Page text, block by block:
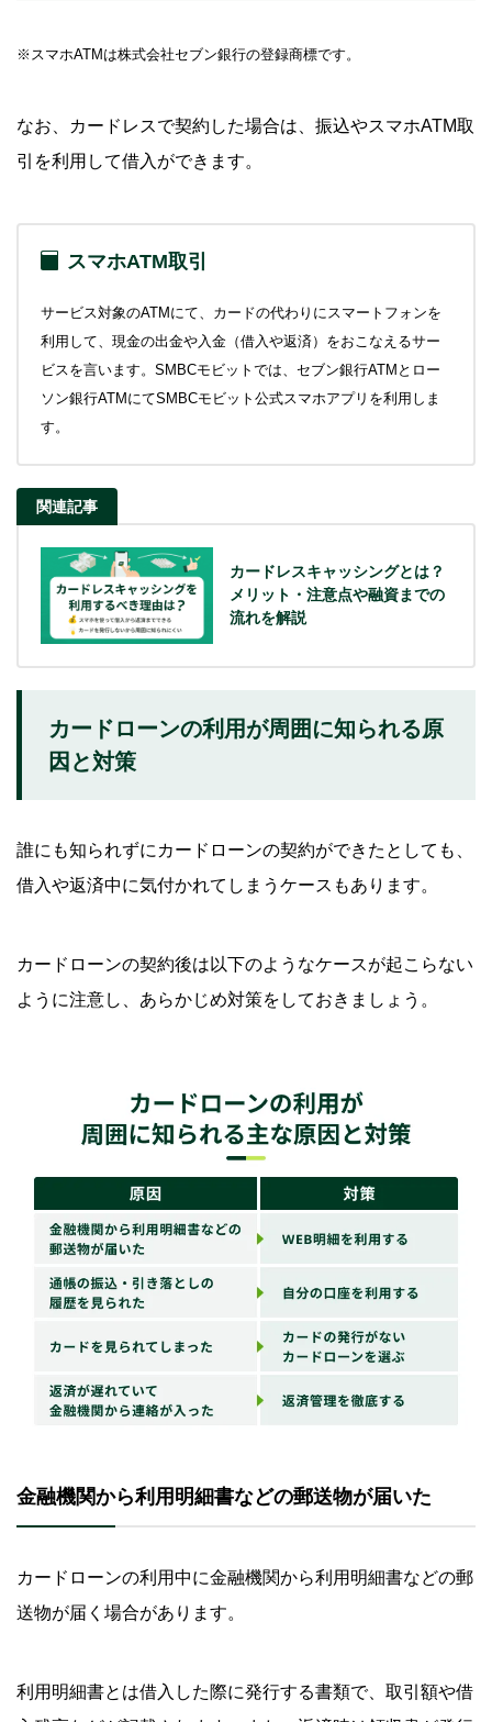
※スマホATMは株式会社セブン銀行の登録商標です。
なお、カードレスで契約した場合は、振込やスマホATM取
引を利用して借入ができます。
スマホATM取引
サービス対象のATMにて、カードの代わりにスマートフォンを
利用して、現金の出金や入金（借入や返済）をおこなえるサー
ビスを言います。SMBCモビットでは、セブン銀行ATMとロー
ソン銀行ATMにてSMBCモビット公式スマホアプリを利用しま
す。
関連記事
カードレスキャッシングとは？
メリット・注意点や融資までの
流れを解説
カードローンの利用が周囲に知られる原
因と対策
誰にも知られずにカードローンの契約ができたとしても、
借入や返済中に気付かれてしまうケースもあります。
カードローンの契約後は以下のようなケースが起こらない
ように注意し、あらかじめ対策をしておきましょう。
金融機関から利用明細書などの郵送物が届いた
カードローンの利用中に金融機関から利用明細書などの郵
送物が届く場合があります。
利用明細書とは借入した際に発行する書類で、取引額や借